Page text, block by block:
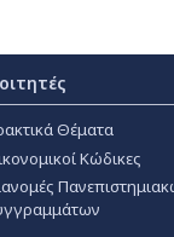
Θέματα
Κώδικες